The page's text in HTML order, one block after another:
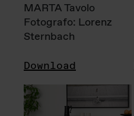
MARTA Tavolo
Fotografo: Lorenz
Sternbach
Download